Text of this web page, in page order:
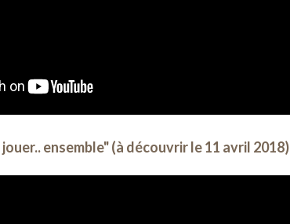
ensemble" (à découvrir le 11 avril 2018)